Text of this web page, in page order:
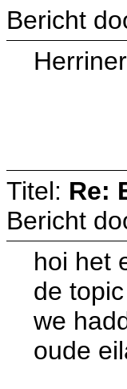
Bericht
Titel: Re:
Bericht
hoi het
de
we
oude